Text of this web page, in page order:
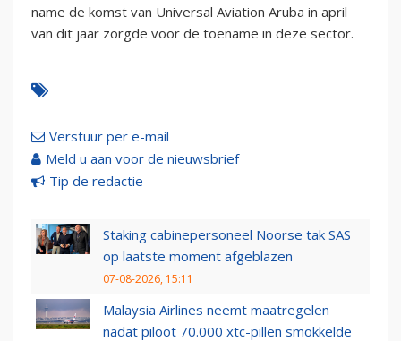
name de komst van Universal Aviation Aruba in april
van dit jaar zorgde voor de toename in deze sector.
Verstuur per e-mail
Meld u aan voor de nieuwsbrief
Tip de redactie
Staking cabinepersoneel Noorse tak SAS
op laatste moment afgeblazen
07-08-2026, 15:11
Malaysia Airlines neemt maatregelen
nadat piloot 70.000 xtc-pillen smokkelde